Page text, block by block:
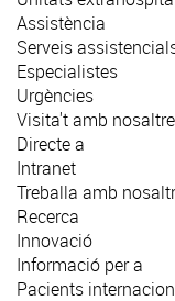
Assistència
Serveis
Especialistes
Urgències
Visita't amb
Directe a
Intranet
Treballa amb
Recerca
Innovació
Informació per a
Pacients